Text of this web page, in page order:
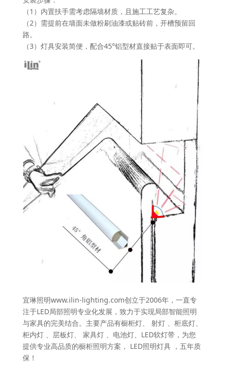
（1）内置扶手需考虑隔墙材质，且施工工艺复杂。
（2）需提前在墙面未做粉刷油漆或贴砖前，开槽预留回
路。
（3）灯具安装简便，配合45°铝型材直接贴于表面即可。
宜琳照明www.ilin-lighting.com创立于2006年，一直专
注于LED局部照明专业化发展，致力于实现局部智能照明
与家具的完美结合。主要产品有橱柜灯、 射灯 、柜底灯、
柜内灯 、层板灯、 家具灯 、电池灯、LED软灯带，为您
提供专业高品质的橱柜照明方案， LED照明灯具 ，五年质
保！